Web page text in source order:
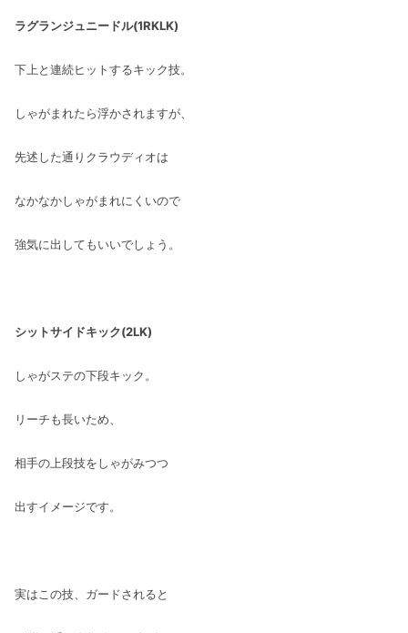
ラグランジュニードル(1RKLK)
下上と連続ヒットするキック技。
しゃがまれたら浮かされますが、
先述した通りクラウディオは
なかなかしゃがまれにくいので
強気に出してもいいでしょう。
シットサイドキック(2LK)
しゃがステの下段キック。
リーチも長いため、
相手の上段技をしゃがみつつ
出すイメージです。
実はこの技、ガードされると